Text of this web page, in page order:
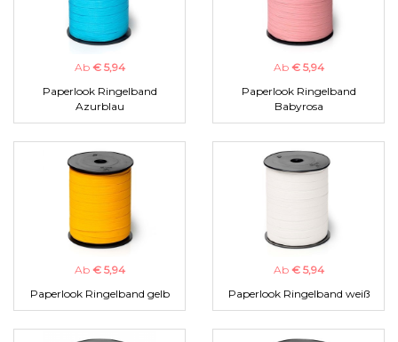
Ab € 5,94
Paperlook Ringelband
Azurblau
Ab € 5,94
Paperlook Ringelband
Babyrosa
Ab € 5,94
Paperlook Ringelband gelb
Ab € 5,94
Paperlook Ringelband weiß